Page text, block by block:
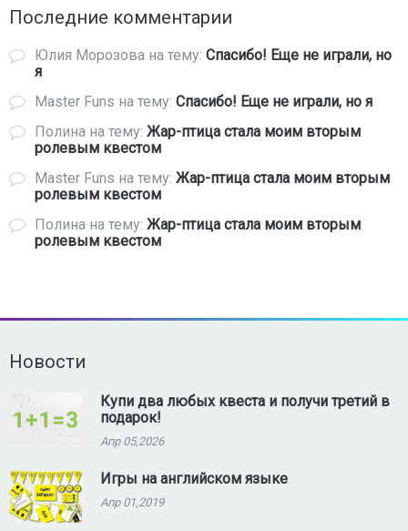
Последние комментарии
Юлия Морозова на тему: Спасибо! Еще не играли, но
я
Master Funs на тему: Спасибо! Еще не играли, но я
Полина на тему: Жар-птица стала моим вторым
ролевым квестом
Master Funs на тему: Жар-птица стала моим вторым
ролевым квестом
Полина на тему: Жар-птица стала моим вторым
ролевым квестом
Новости
Купи два любых квеста и получи третий в
подарок!
Апр 05,2026
Игры на английском языке
Апр 01,2019